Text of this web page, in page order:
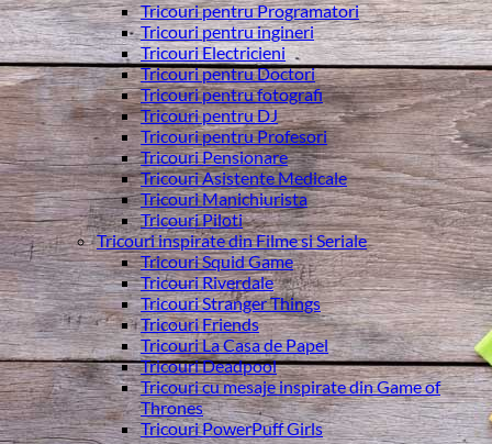
Tricouri pentru Programatori
Tricouri pentru ingineri
Tricouri Electricieni
Tricouri pentru Doctori
Tricouri pentru fotografi
Tricouri pentru DJ
Tricouri pentru Profesori
Tricouri Pensionare
Tricouri Asistente Medicale
Tricouri Manichiurista
Tricouri Piloti
Tricouri inspirate din Filme si Seriale
Tricouri Squid Game
Tricouri Riverdale
Tricouri Stranger Things
Tricouri Friends
Tricouri La Casa de Papel
Tricouri Deadpool
Tricouri cu mesaje inspirate din Game of
Thrones
Tricouri PowerPuff Girls